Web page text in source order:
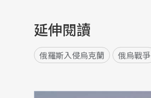
延伸閱讀
俄羅斯入侵烏克蘭 俄烏戰爭